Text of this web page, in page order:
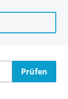
Prüfen